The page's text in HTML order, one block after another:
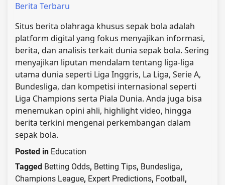
Berita Terbaru
Situs berita olahraga khusus sepak bola adalah
platform digital yang fokus menyajikan informasi,
berita, dan analisis terkait dunia sepak bola. Sering
menyajikan liputan mendalam tentang liga-liga
utama dunia seperti Liga Inggris, La Liga, Serie A,
Bundesliga, dan kompetisi internasional seperti
Liga Champions serta Piala Dunia. Anda juga bisa
menemukan opini ahli, highlight video, hingga
berita terkini mengenai perkembangan dalam
sepak bola.
Posted in Education
Tagged Betting Odds, Betting Tips, Bundesliga,
Champions League, Expert Predictions, Football,